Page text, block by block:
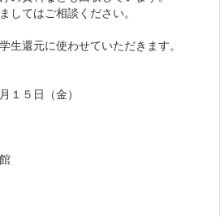
してはご相談ください。
生還元に使わせていただきます。
１５日（金）